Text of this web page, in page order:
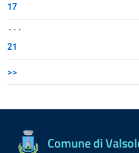
17
...
21
>>
Comune di